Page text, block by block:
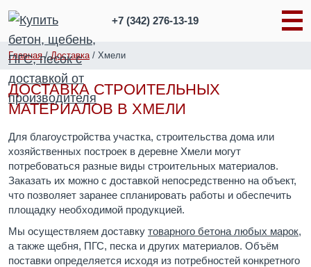
+7 (342)276-13-19
Главная/Доставка/ Хмели
ДОСТАВКА СТРОИТЕЛЬНЫХ
МАТЕРИАЛОВ В ХМЕЛИ
Для благоустройства участка, строительства дома или
хозяйственных построек в деревне Хмели могут
потребоваться разные виды строительных материалов.
Заказать их можно с доставкой непосредственно на объект,
что позволяет заранее спланировать работы и обеспечить
площадку необходимой продукцией.
Мы осуществляем доставку товарного бетона любых марок,
а также щебня, ПГС, песка и других материалов. Объём
поставки определяется исходя из потребностей конкретного